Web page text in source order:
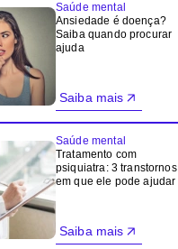
Saúde mental
Ansiedade é doença?
Saiba quando procurar
ajuda
Saiba mais
Saúde mental
Tratamento com
psiquiatra: 3 transtornos
em que ele pode ajudar
Saiba mais